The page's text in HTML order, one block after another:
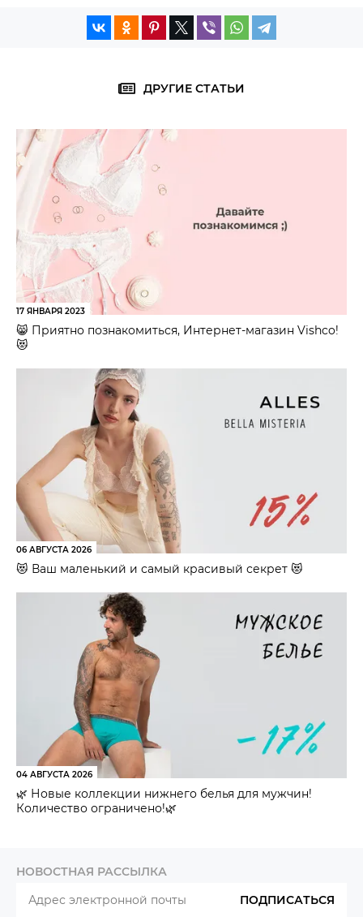
ДРУГИЕ СТАТЬИ
17 ЯНВАРЯ 2023
😸 Приятно познакомиться, Интернет-магазин Vishco!
😻
06 АВГУСТА 2026
😻 Ваш маленький и самый красивый секрет 😻
04 АВГУСТА 2026
🌿 Новые коллекции нижнего белья для мужчин!
Количество ограничено!🌿
НОВОСТНАЯ РАССЫЛКА
ПОДПИСАТЬСЯ